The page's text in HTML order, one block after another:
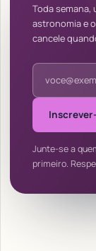
Toda
astronomia e
cancele
Endereço de e-
Junte-se a
primeiro.